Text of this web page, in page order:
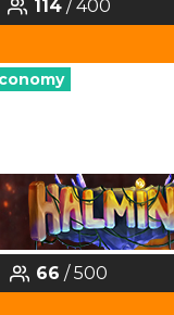
114/ 400
66 / 500